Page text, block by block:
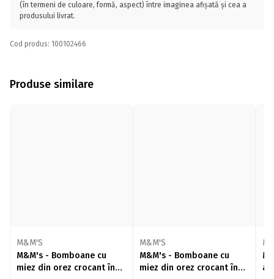
(în termeni de culoare, formă, aspect) între imaginea afișată și cea a
produsului livrat.
Cod produs: 100102466
Produse similare
M&M'S
M&M's - Bomboane cu
miez din orez crocant în
M&M'S
M&M's - Bomboane cu
miez din orez crocant în